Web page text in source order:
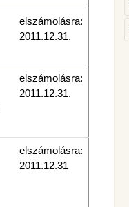
elszámolásra:
2011.12.31.
elszámolásra:
2011.12.31.
elszámolásra:
2011.12.31